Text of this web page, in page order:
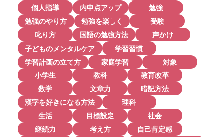
個人指導
内申点アップ
勉強
勉強のやり方
勉強を楽しく
受験
叱り方
国語の勉強方法
声かけ
子どものメンタルケア
学習習慣
学習計画の立て方
家庭学習
対象
小学生
教科
教育改革
数学
文章力
暗記方法
漢字を好きになる方法
理科
生活
目標設定
社会
継続力
考え方
自己肯定感